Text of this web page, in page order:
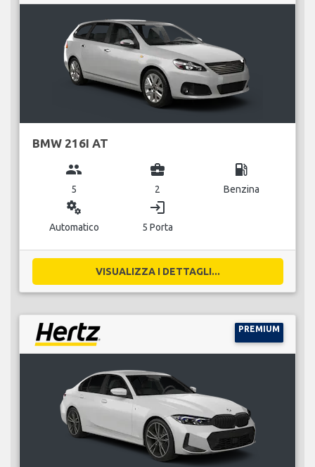
BMW 216I AT
group
5
business_center
2
local_gas_station
Benzina
miscellaneous_services
Automatico
login
5 Porta
VISUALIZZA I DETTAGLI...
PREMIUM